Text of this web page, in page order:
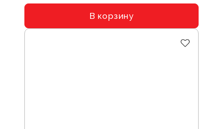
В корзину